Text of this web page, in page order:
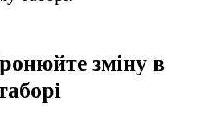
зміну в